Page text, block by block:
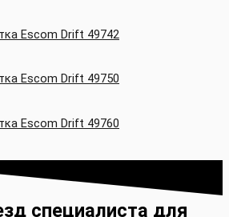
специалиста для